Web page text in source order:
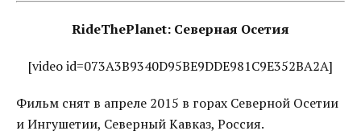
RideThePlanet: Северная Осетия
[video id=073A3B9340D95BE9DDE981C9E352BA2A]
Фильм снят в апреле 2015 в горах Северной Осетии
и Ингушетии, Северный Кавказ, Россия.